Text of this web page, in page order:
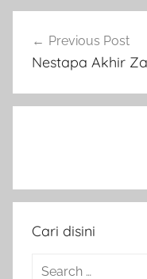
navigation
Previous Post
Nestapa Akhir
Cari disini
Search